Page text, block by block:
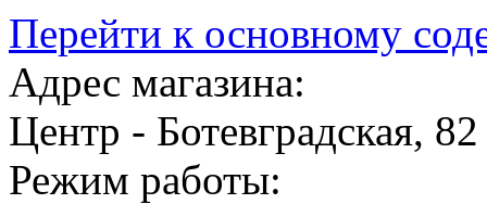
Перейти к основному
Адрес магазина:
Центр - Ботевградская, 82
Режим работы: